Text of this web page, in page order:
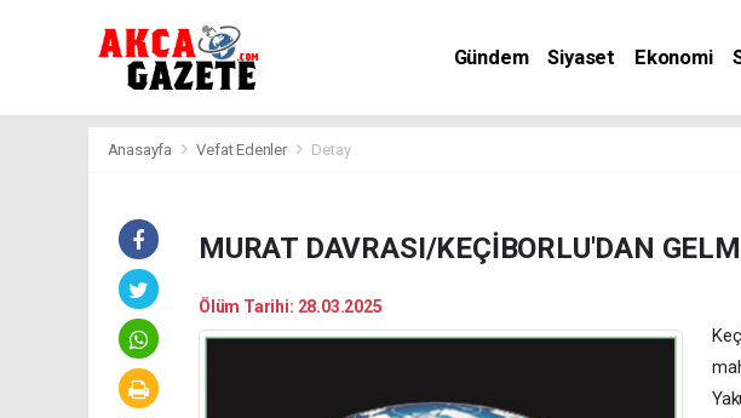
Gündem Siyaset Ekonomi
Anasayfa Vefat Edenler Detay
MURAT DAVRASI/KEÇİBORLU'DAN
Ölüm Tarihi: 28.03.2025